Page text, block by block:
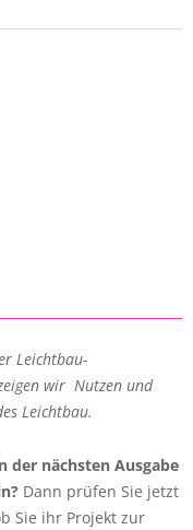
Leichtbau-
wir Nutzen und
Leichtbau.
der nächsten Ausgabe
Dann prüfen Sie jetzt
Sie ihr Projekt zur